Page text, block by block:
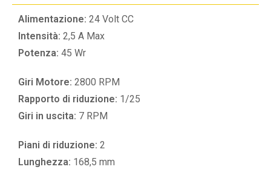
Alimentazione: 24 Volt CC
Intensità: 2,5 A Max
Potenza: 45 Wr
Giri Motore: 2800 RPM
Rapporto di riduzione: 1/25
Giri in uscita: 7 RPM
Piani di riduzione: 2
Lunghezza: 168,5 mm